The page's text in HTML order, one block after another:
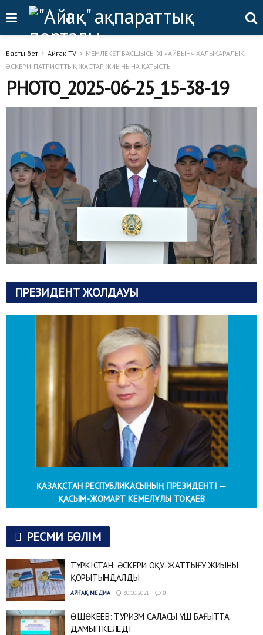
Басты бет Айғақ TV
МЕМЛЕКЕТ БАСШЫСЫ XI «АЙБЫН» ХАЛЫҚАРАЛЫҚ
ӘСКЕРИ-ПАТРИОТТЫҚ ЖАСТАР ЖИЫНЫНА ҚАТЫСТЫ
PHOTO_2025-06-25_15-38-19
ПРЕЗИДЕНТ ЖОЛДАУЫ
ҚАЗАҚСТАН РЕСПУБЛИКАСЫНЫҢ ПРЕЗИДЕНТІ —
ҚАСЫМ-ЖОМАРТ КЕМЕЛҰЛЫ ТОҚАЕВ
РЕСМИ БӨЛІМ
ТҮРКІСТАН: ӘСКЕРИ ОҚУ-ЖАТТЫҒУ ЖИЫНЫ
ҚОРЫТЫНДАЛДЫ
АЙҒАҚ МЕДИА 30.10.2021 0
Ө.ШӨКЕЕВ: ТУРИЗМ САЛАСЫ ҮШ БАҒЫТТА
ДАМЫП КЕЛЕДІ